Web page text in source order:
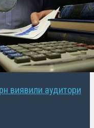
виявили аудитори